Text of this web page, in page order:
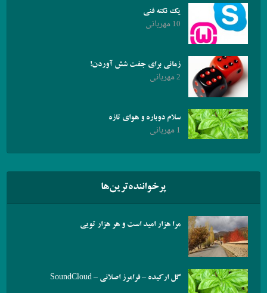
یک نکته فنی
10 مهربانی
زمانی برای جفت شش آوردن!
2 مهربانی
سلام دوباره و هوای تازه
1 مهربانی
پرخواننده‌ترین‌ها
مرا هزار امید است و هر هزار تویی
گل ارکیده – فرامرز اصلانی – SoundCloud